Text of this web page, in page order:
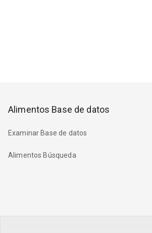
Alimentos Base de datos
Examinar Base de datos
Alimentos Búsqueda